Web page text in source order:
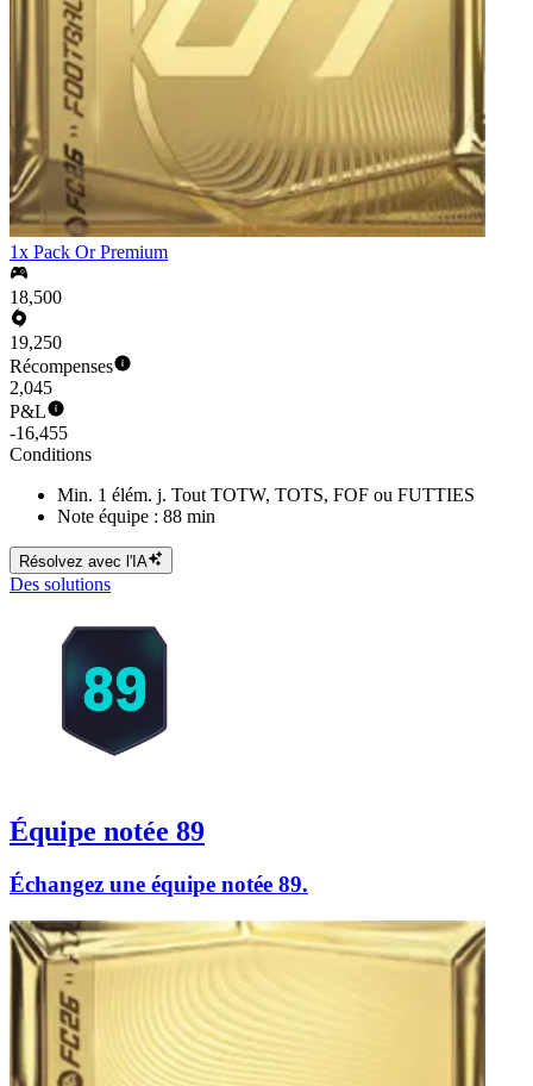
1x Pack Or Premium
18,500
19,250
Récompenses
2,045
P&L
-16,455
Conditions
Min. 1 élém. j. Tout TOTW, TOTS, FOF ou FUTTIES
Note équipe : 88 min
Résolvez avec l'IA
Des solutions
Équipe notée 89
Échangez une équipe notée 89.